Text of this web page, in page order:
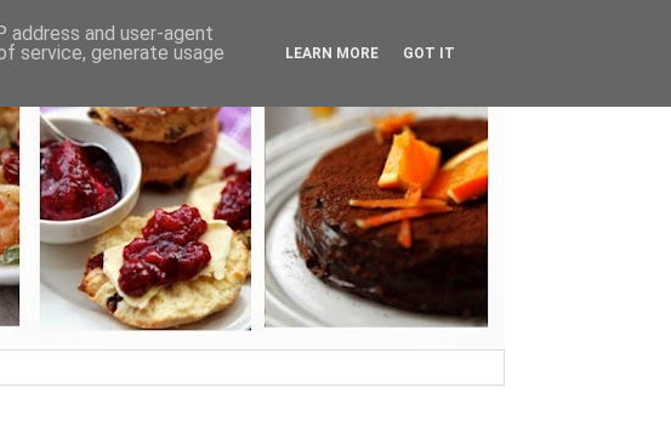
address and user-agent
service, generate usage
LEARN MORE GOT IT